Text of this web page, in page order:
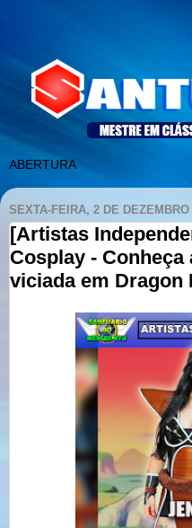
SEXTA-FEIRA, 2 DE DEZEMBRO
[Artistas
Cosplay - Conheça
viciada em Dragon